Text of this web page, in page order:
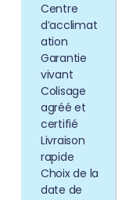
Centre
d’acclimat
ation
Garantie
vivant
Colisage
agréé et
certifié
Livraison
rapide
Choix de la
date de